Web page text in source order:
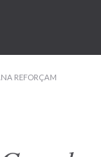
REFORÇAM